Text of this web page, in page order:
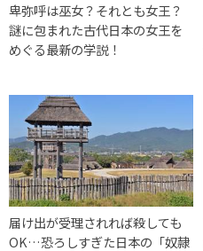
卑弥呼は巫女？それとも女王？
謎に包まれた古代日本の女王を
めぐる最新の学説！
届け出が受理されれば殺しても
OK…恐ろしすぎた日本の「奴隷